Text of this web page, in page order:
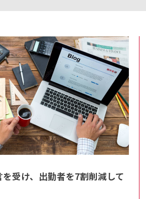
受け、出勤者を7割削減して